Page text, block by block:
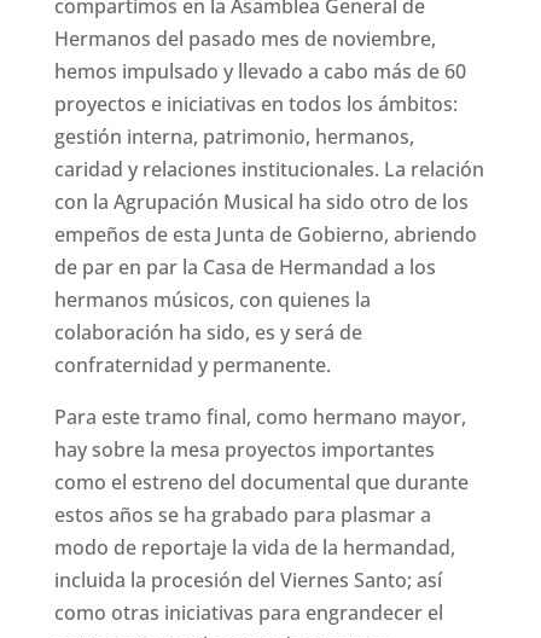
compartimos en la Asamblea General de
Hermanos del pasado mes de noviembre,
hemos impulsado y llevado a cabo más de 60
proyectos e iniciativas en todos los ámbitos:
gestión interna, patrimonio, hermanos,
caridad y relaciones institucionales. La relación
con la Agrupación Musical ha sido otro de los
empeños de esta Junta de Gobierno, abriendo
de par en par la Casa de Hermandad a los
hermanos músicos, con quienes la
colaboración ha sido, es y será de
confraternidad y permanente.
Para este tramo final, como hermano mayor,
hay sobre la mesa proyectos importantes
como el estreno del documental que durante
estos años se ha grabado para plasmar a
modo de reportaje la vida de la hermandad,
incluida la procesión del Viernes Santo; así
como otras iniciativas para engrandecer el